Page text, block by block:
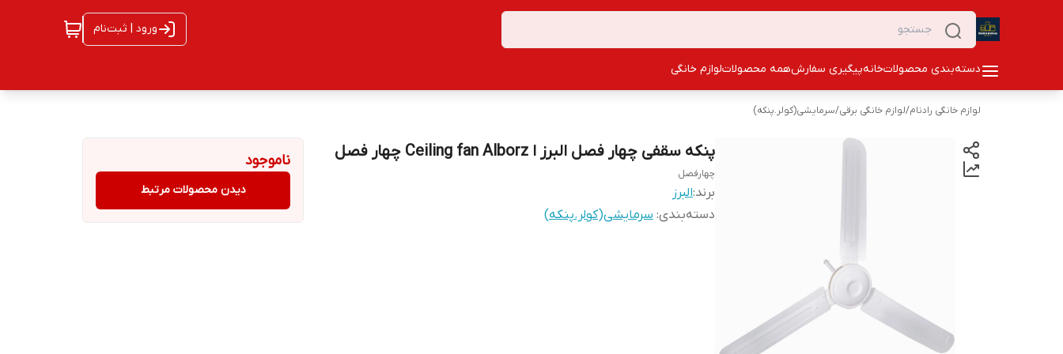
ورود | ثبت‌نام
دسته‌بندی محصولاتخانهپیگیری سفارشهمه محصولاتلوازم خانگی
لوازم خانگی رادنام/لوازم خانگی برقی/سرمایشی(کولر.پنکه)
پنکه سقفی چهار فصل البرز ا Ceiling fan Alborz چهار فصل
چهارفصل
برند:البرز
دسته‌بندی: سرمایشی(کولر.پنکه)
ناموجود
دیدن محصولات مرتبط